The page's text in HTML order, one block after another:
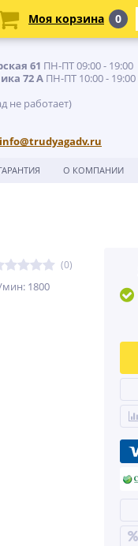
61 ПН-ПТ 09:00 - 19:00
72 А ПН-ПТ 10:00 - 19:00
не работает)
info@trudyagadv.ru
О КОМПАНИИ
(0)
1800
Моя корзина 0